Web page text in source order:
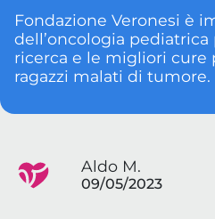
Fondazione Veronesi è
dell’oncologia pediatrica
ricerca e le migliori cure
ragazzi malati di tumore.
Aldo M.
09/05/2023